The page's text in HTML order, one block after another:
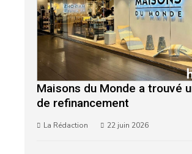
Maisons du Monde a trouvé
de refinancement
La Rédaction 22 juin 2026